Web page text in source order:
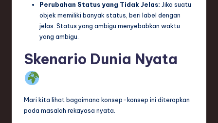
Perubahan Status yang Tidak Jelas: Jika suatu
objek memiliki banyak status, beri label dengan
jelas. Status yang ambigu menyebabkan waktu
yang ambigu.
Skenario Dunia Nyata
Mari kita lihat bagaimana konsep-konsep ini diterapkan
pada masalah rekayasa nyata.